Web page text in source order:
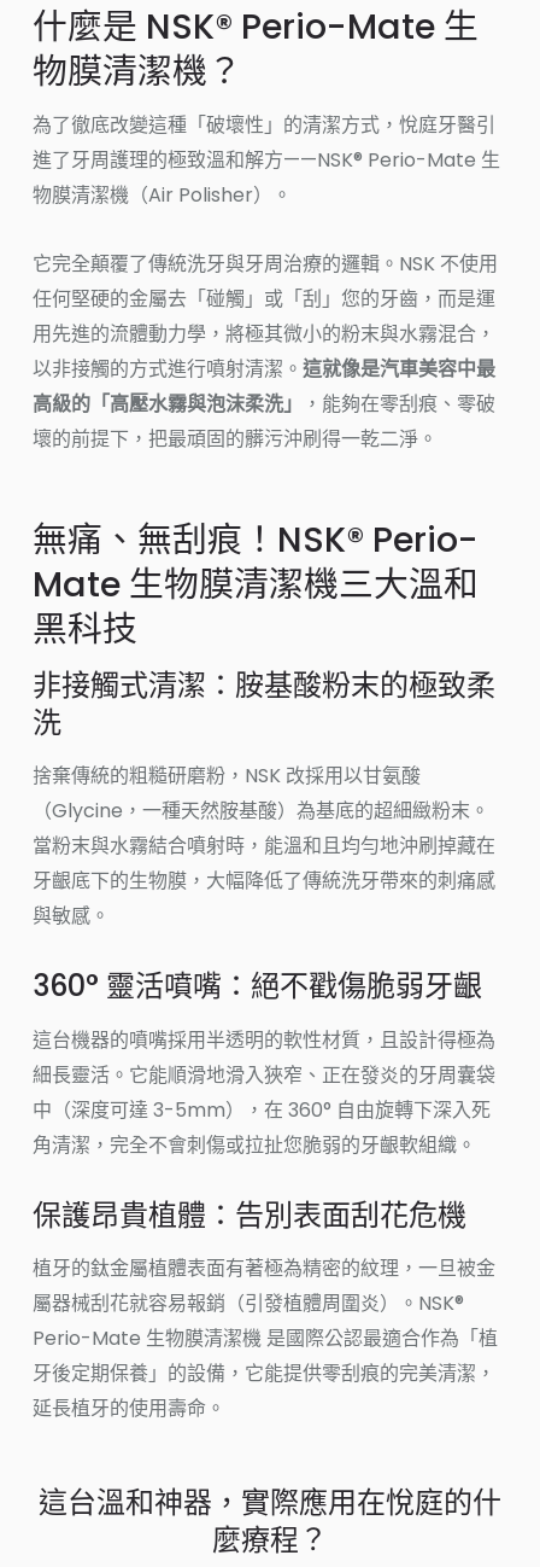
什麼是 NSK® Perio-Mate 生
物膜清潔機？
為了徹底改變這種「破壞性」的清潔方式，悅庭牙醫引
進了牙周護理的極致溫和解方——NSK® Perio-Mate 生
物膜清潔機（Air Polisher）。
它完全顛覆了傳統洗牙與牙周治療的邏輯。NSK 不使用
任何堅硬的金屬去「碰觸」或「刮」您的牙齒，而是運
用先進的流體動力學，將極其微小的粉末與水霧混合，
以非接觸的方式進行噴射清潔。 這就像是汽車美容中最
高級的「高壓水霧與泡沫柔洗」
，能夠在零刮痕、零破
壞的前提下，把最頑固的髒污沖刷得一乾二淨。
無痛、無刮痕！NSK® Perio-
Mate 生物膜清潔機三大溫和
黑科技
非接觸式清潔：胺基酸粉末的極致柔
洗
捨棄傳統的粗糙研磨粉，NSK 改採用以甘氨酸
（Glycine，一種天然胺基酸）為基底的超細緻粉末。
當粉末與水霧結合噴射時，能溫和且均勻地沖刷掉藏在
牙齦底下的生物膜，大幅降低了傳統洗牙帶來的刺痛感
與敏感。
360° 靈活噴嘴：絕不戳傷脆弱牙齦
這台機器的噴嘴採用半透明的軟性材質，且設計得極為
細長靈活。它能順滑地滑入狹窄、正在發炎的牙周囊袋
中（深度可達 3-5mm），在 360° 自由旋轉下深入死
角清潔，完全不會刺傷或拉扯您脆弱的牙齦軟組織。
保護昂貴植體：告別表面刮花危機
植牙的鈦金屬植體表面有著極為精密的紋理，一旦被金
屬器械刮花就容易報銷（引發植體周圍炎）。NSK®
Perio-Mate 生物膜清潔機 是國際公認最適合作為「植
牙後定期保養」的設備，它能提供零刮痕的完美清潔，
延長植牙的使用壽命。
這台溫和神器，實際應用在悅庭的什
麼療程？